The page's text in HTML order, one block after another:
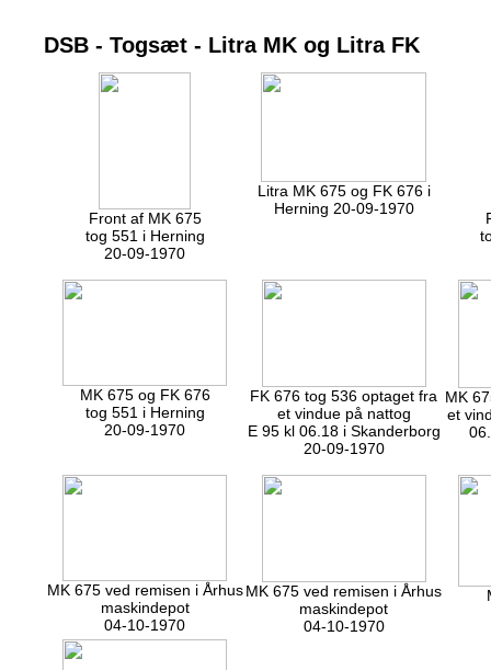
DSB - Togsæt - Litra MK og Litra FK
Front af MK 675
tog 551 i Herning
20-09-1970
Litra MK 675 og FK 676 i
Herning 20-09-1970
MK 675 og FK 676
tog 551 i Herning
20-09-1970
FK 676 tog 536 optaget fra
et vindue på nattog
E 95 kl 06.18 i Skanderborg
20-09-1970
MK
et
MK 675 ved remisen i Århus
maskindepot
04-10-1970
MK 675 ved remisen i Århus
maskindepot
04-10-1970